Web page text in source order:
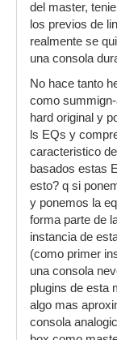
del master,
los previos de
realmente se
una consola
No hace tanto
como
hard original y
ls EQs y
caracteristico
basados estas
esto? q si
y ponemos la
forma parte de
instancia de
(como primer
una consola
plugins de esta
algo mas
consola